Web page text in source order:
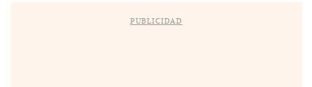
PUBLICIDAD